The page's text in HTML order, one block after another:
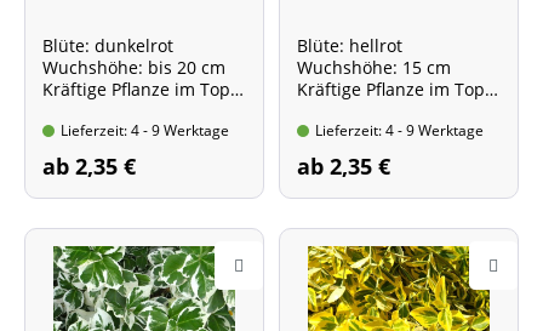
Blüte: dunkelrot
Wuchshöhe: bis 20 cm
Kräftige Pflanze im Topf,
Lieferzeit: 4 - 9 Werktage
ab 2,35 €
Schneeheide
Blüte: hellrot
Wuchshöhe: 15 cm
Kräftige Pflanze im Topf,
Lieferzeit: 4 - 9 Werktage
ab 2,35 €